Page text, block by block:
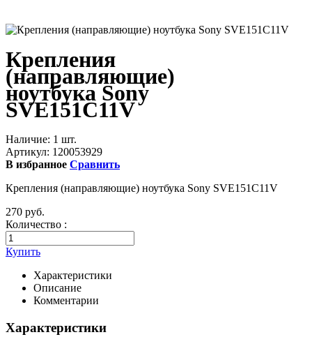
Крепления
(направляющие)
ноутбука Sony
SVE151C11V
Наличие: 1 шт.
Артикул: 120053929
В избранное Сравнить
Крепления (направляющие) ноутбука Sony SVE151C11V
270 руб.
Количество :
Купить
Характеристики
Описание
Комментарии
Характеристики